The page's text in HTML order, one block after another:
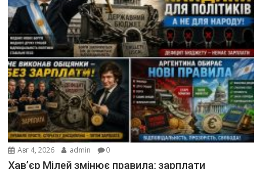
Авг 4, 2026 admin 0
Хав’єр Мілей змінює правила: зарплати